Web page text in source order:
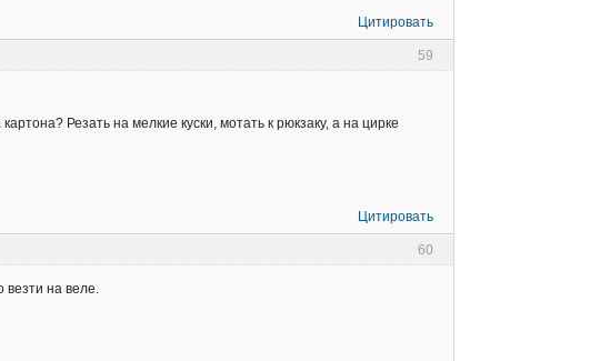
Цитировать
59
Резать на мелкие куски, мотать к рюкзаку, а на цирке
Цитировать
60
везти на веле.